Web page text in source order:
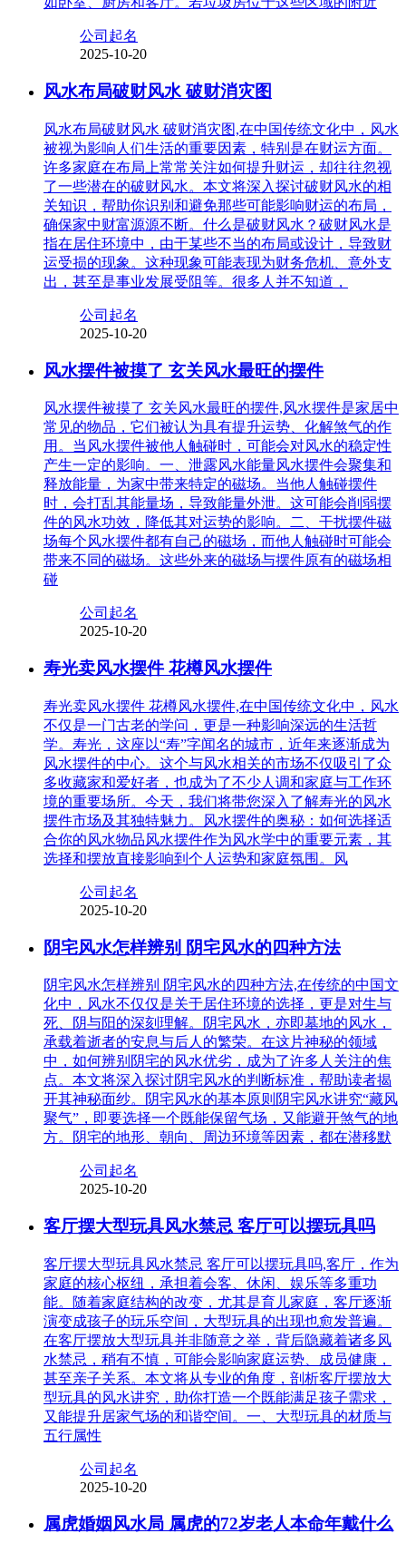
公司起名
2025-10-20
风水布局破财风水 破财消灾图
风水布局破财风水 破财消灾图,在中国传统文化中，风水
被视为影响人们生活的重要因素，特别是在财运方面。
许多家庭在布局上常常关注如何提升财运，却往往忽视
了一些潜在的破财风水。本文将深入探讨破财风水的相
关知识，帮助你识别和避免那些可能影响财运的布局，
确保家中财富源源不断。什么是破财风水？破财风水是
指在居住环境中，由于某些不当的布局或设计，导致财
运受损的现象。这种现象可能表现为财务危机、意外支
出，甚至是事业发展受阻等。很多人并不知道，
公司起名
2025-10-20
风水摆件被摸了 玄关风水最旺的摆件
风水摆件被摸了 玄关风水最旺的摆件,风水摆件是家居中
常见的物品，它们被认为具有提升运势、化解煞气的作
用。当风水摆件被他人触碰时，可能会对风水的稳定性
产生一定的影响。一、泄露风水能量风水摆件会聚集和
释放能量，为家中带来特定的磁场。当他人触碰摆件
时，会打乱其能量场，导致能量外泄。这可能会削弱摆
件的风水功效，降低其对运势的影响。二、干扰摆件磁
场每个风水摆件都有自己的磁场，而他人触碰时可能会
带来不同的磁场。这些外来的磁场与摆件原有的磁场相
碰
公司起名
2025-10-20
寿光卖风水摆件 花樽风水摆件
寿光卖风水摆件 花樽风水摆件,在中国传统文化中，风水
不仅是一门古老的学问，更是一种影响深远的生活哲
学。寿光，这座以“寿”字闻名的城市，近年来逐渐成为
风水摆件的中心。这个与风水相关的市场不仅吸引了众
多收藏家和爱好者，也成为了不少人调和家庭与工作环
境的重要场所。今天，我们将带您深入了解寿光的风水
摆件市场及其独特魅力。风水摆件的奥秘：如何选择适
合你的风水物品风水摆件作为风水学中的重要元素，其
选择和摆放直接影响到个人运势和家庭氛围。风
公司起名
2025-10-20
阴宅风水怎样辨别 阴宅风水的四种方法
阴宅风水怎样辨别 阴宅风水的四种方法,在传统的中国文
化中，风水不仅仅是关于居住环境的选择，更是对生与
死、阴与阳的深刻理解。阴宅风水，亦即墓地的风水，
承载着逝者的安息与后人的繁荣。在这片神秘的领域
中，如何辨别阴宅的风水优劣，成为了许多人关注的焦
点。本文将深入探讨阴宅风水的判断标准，帮助读者揭
开其神秘面纱。阴宅风水的基本原则阴宅风水讲究“藏风
聚气”，即要选择一个既能保留气场，又能避开煞气的地
方。阴宅的地形、朝向、周边环境等因素，都在潜移默
公司起名
2025-10-20
客厅摆大型玩具风水禁忌 客厅可以摆玩具吗
客厅摆大型玩具风水禁忌 客厅可以摆玩具吗,客厅，作为
家庭的核心枢纽，承担着会客、休闲、娱乐等多重功
能。随着家庭结构的改变，尤其是育儿家庭，客厅逐渐
演变成孩子的玩乐空间，大型玩具的出现也愈发普遍。
在客厅摆放大型玩具并非随意之举，背后隐藏着诸多风
水禁忌，稍有不慎，可能会影响家庭运势、成员健康，
甚至亲子关系。本文将从专业的角度，剖析客厅摆放大
型玩具的风水讲究，助你打造一个既能满足孩子需求，
又能提升居家气场的和谐空间。一、大型玩具的材质与
五行属性
公司起名
2025-10-20
属虎婚姻风水局 属虎的72岁老人本命年戴什么